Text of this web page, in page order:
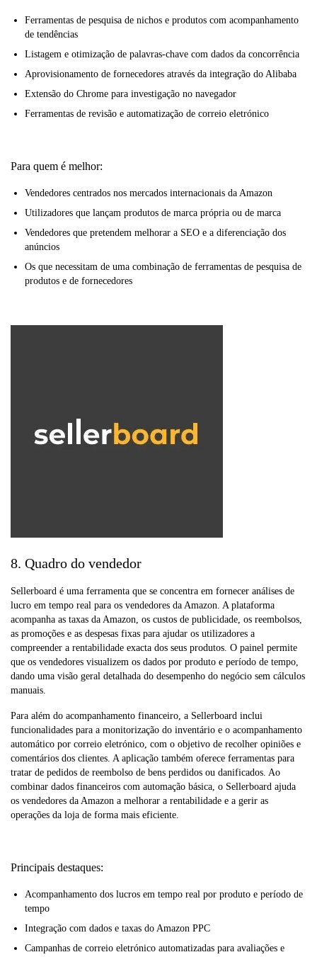
Ferramentas de pesquisa de nichos e produtos com acompanhamento
de tendências
Listagem e otimização de palavras-chave com dados da concorrência
Aprovisionamento de fornecedores através da integração do Alibaba
Extensão do Chrome para investigação no navegador
Ferramentas de revisão e automatização de correio eletrónico
Para quem é melhor:
Vendedores centrados nos mercados internacionais da Amazon
Utilizadores que lançam produtos de marca própria ou de marca
Vendedores que pretendem melhorar a SEO e a diferenciação dos
anúncios
Os que necessitam de uma combinação de ferramentas de pesquisa de
produtos e de fornecedores
8. Quadro do vendedor
Sellerboard é uma ferramenta que se concentra em fornecer análises de
lucro em tempo real para os vendedores da Amazon. A plataforma
acompanha as taxas da Amazon, os custos de publicidade, os reembolsos,
as promoções e as despesas fixas para ajudar os utilizadores a
compreender a rentabilidade exacta dos seus produtos. O painel permite
que os vendedores visualizem os dados por produto e período de tempo,
dando uma visão geral detalhada do desempenho do negócio sem cálculos
manuais.
Para além do acompanhamento financeiro, a Sellerboard inclui
funcionalidades para a monitorização do inventário e o acompanhamento
automático por correio eletrónico, com o objetivo de recolher opiniões e
comentários dos clientes. A aplicação também oferece ferramentas para
tratar de pedidos de reembolso de bens perdidos ou danificados. Ao
combinar dados financeiros com automação básica, o Sellerboard ajuda
os vendedores da Amazon a melhorar a rentabilidade e a gerir as
operações da loja de forma mais eficiente.
Principais destaques:
Acompanhamento dos lucros em tempo real por produto e período de
tempo
Integração com dados e taxas do Amazon PPC
Campanhas de correio eletrónico automatizadas para avaliações e